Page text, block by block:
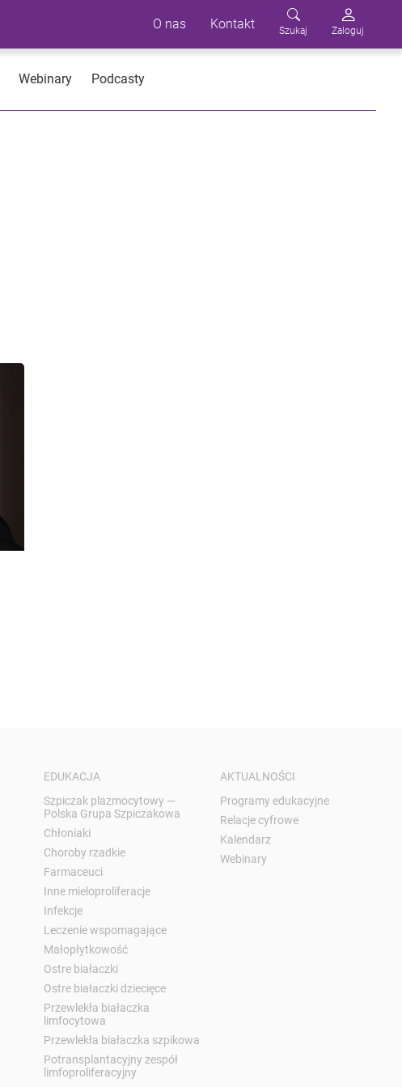
O nas Kontakt Szukaj Zaloguj
Webinary Podcasty
EDUKACJA
Szpiczak plazmocytowy —
Polska Grupa Szpiczakowa
Chłoniaki
Choroby rzadkie
Farmaceuci
Inne mieloproliferacje
Infekcje
Leczenie wspomagające
Małopłytkowość
Ostre białaczki
Ostre białaczki dziecięce
Przewlekła białaczka
limfocytowa
Przewlekła białaczka szpikowa
Potransplantacyjny zespół
limfoproliferacyjny
AKTUALNOŚCI
Programy edukacyjne
Relacje cyfrowe
Kalendarz
Webinary